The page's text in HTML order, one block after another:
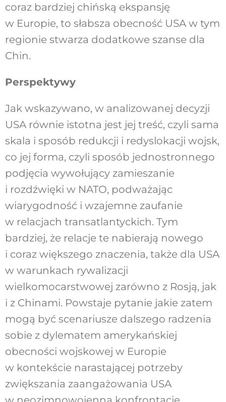
coraz bardziej chińską ekspansję
w Europie, to słabsza obecność USA w tym
regionie stwarza dodatkowe szanse dla
Chin.
Perspektywy
Jak wskazywano, w analizowanej decyzji
USA równie istotna jest jej treść, czyli sama
skala i sposób redukcji i redyslokacji wojsk,
co jej forma, czyli sposób jednostronnego
podjęcia wywołujący zamieszanie
i rozdźwięki w NATO, podważając
wiarygodność i wzajemne zaufanie
w relacjach transatlantyckich. Tym
bardziej, że relacje te nabierają nowego
i coraz większego znaczenia, także dla USA
w warunkach rywalizacji
wielkomocarstwowej zarówno z Rosją, jak
i z Chinami. Powstaje pytanie jakie zatem
mogą być scenariusze dalszego radzenia
sobie z dylematem amerykańskiej
obecności wojskowej w Europie
w kontekście narastającej potrzeby
zwiększania zaangażowania USA